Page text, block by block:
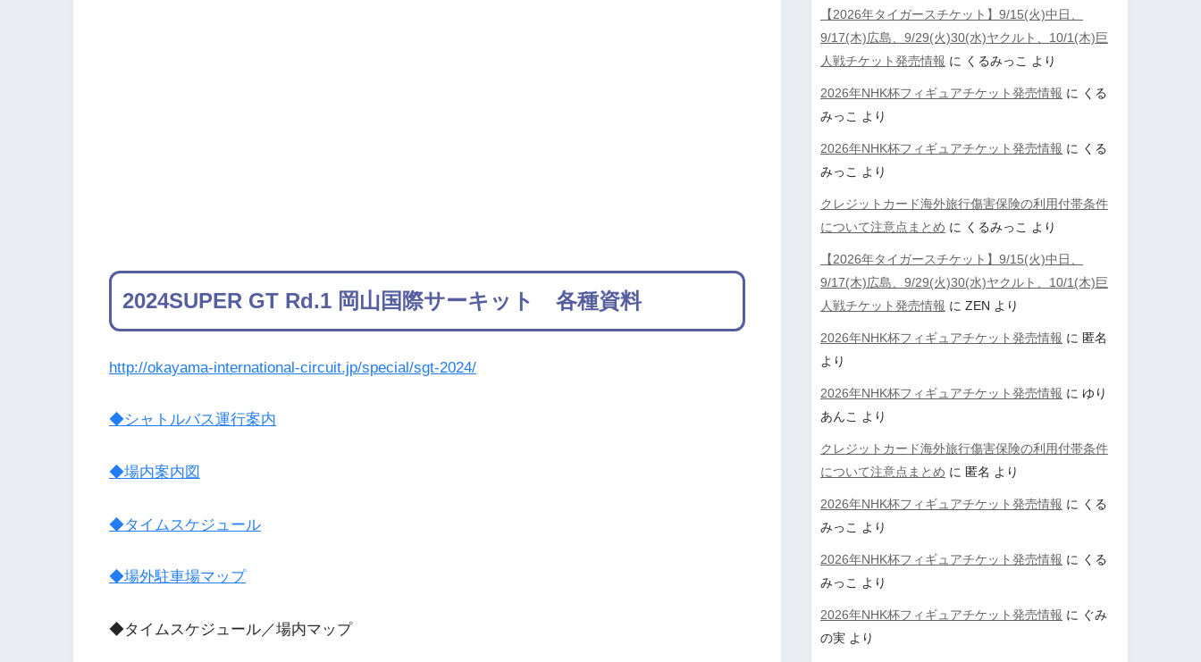
2024SUPER GT Rd.1 岡山国際サーキット 各種資料
http://okayama-international-circuit.jp/special/sgt-2024/
◆シャトルバス運行案内
◆場内案内図
◆タイムスケジュール
◆場外駐車場マップ
◆タイムスケジュール／場内マップ
【2026年タイガースチケット】9/15(火)中日、
9/17(木)広島、9/29(火)30(水)ヤクルト、10/1(木)巨
人戦チケット発売情報 に くるみっこ より
2026年NHK杯フィギュアチケット発売情報 に くる
みっこ より
2026年NHK杯フィギュアチケット発売情報 に くる
みっこ より
クレジットカード海外旅行傷害保険の利用付帯条件
について注意点まとめ に くるみっこ より
【2026年タイガースチケット】9/15(火)中日、
9/17(木)広島、9/29(火)30(水)ヤクルト、10/1(木)巨
人戦チケット発売情報 に ZEN より
2026年NHK杯フィギュアチケット発売情報 に 匿名
より
2026年NHK杯フィギュアチケット発売情報 に ゆり
あんこ より
クレジットカード海外旅行傷害保険の利用付帯条件
について注意点まとめ に 匿名 より
2026年NHK杯フィギュアチケット発売情報 に くる
みっこ より
2026年NHK杯フィギュアチケット発売情報 に くる
みっこ より
2026年NHK杯フィギュアチケット発売情報 に ぐみ
の実 より